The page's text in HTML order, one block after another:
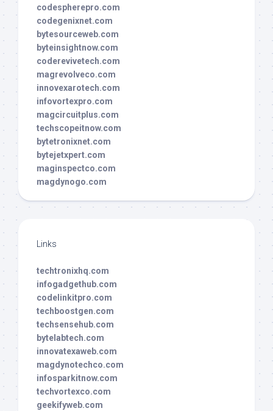
codespherepro.com
codegenixnet.com
bytesourceweb.com
byteinsightnow.com
coderevivetech.com
magrevolveco.com
innovexarotech.com
infovortexpro.com
magcircuitplus.com
techscopeitnow.com
bytetronixnet.com
bytejetxpert.com
maginspectco.com
magdynogo.com
Links
techtronixhq.com
infogadgethub.com
codelinkitpro.com
techboostgen.com
techsensehub.com
bytelabtech.com
innovatexaweb.com
magdynotechco.com
infosparkitnow.com
techvortexco.com
geekifyweb.com